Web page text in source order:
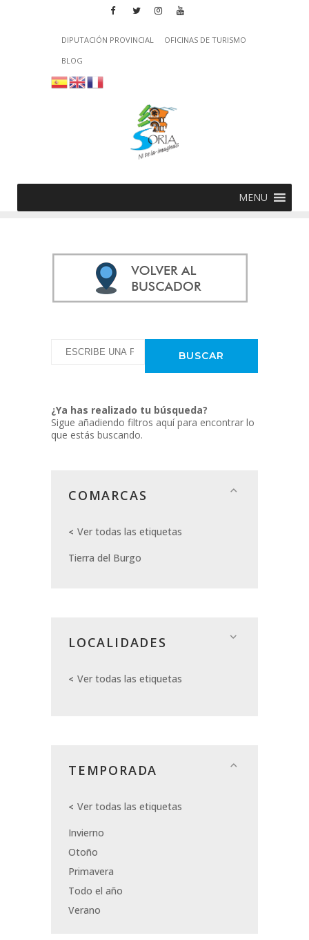
DIPUTACIÓN PROVINCIAL
OFICINAS DE TURISMO
BLOG
MENU
¿Ya has realizado tu búsqueda?
Sigue añadiendo filtros aquí para encontrar lo
que estás buscando.
COMARCAS
Ver todas las etiquetas
Tierra del Burgo
LOCALIDADES
Ver todas las etiquetas
TEMPORADA
Ver todas las etiquetas
Invierno
Otoño
Primavera
Todo el año
Verano